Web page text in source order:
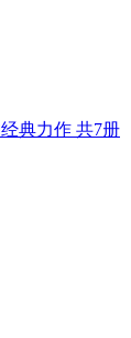
典力作 共7册